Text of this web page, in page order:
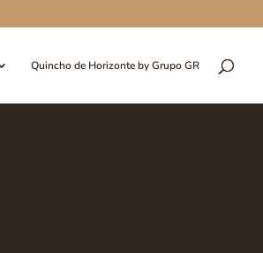
Quincho de Horizonte by Grupo GR